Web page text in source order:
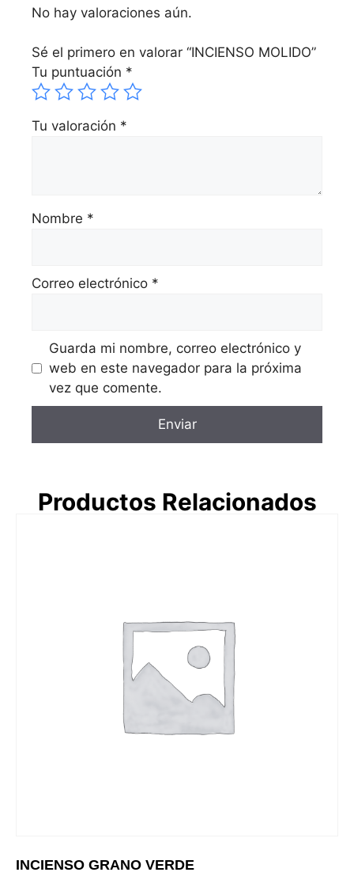
No hay valoraciones aún.
Sé el primero en valorar “INCIENSO MOLIDO”
Tu puntuación *
Tu valoración *
Nombre *
Correo electrónico *
Guarda mi nombre, correo electrónico y
web en este navegador para la próxima
vez que comente.
Productos Relacionados
INCIENSO GRANO VERDE